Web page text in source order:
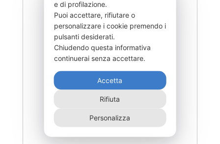
e di profilazione.
Puoi accettare, rifiutare o
personalizzare i cookie premendo i
pulsanti desiderati.
Chiudendo questa informativa
continuerai senza accettare.
Accetta
Rifiuta
Personalizza